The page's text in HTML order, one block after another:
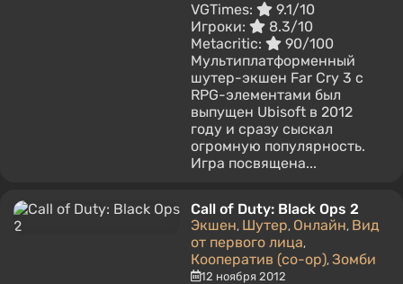
VGTimes:
9.1/10
Игроки:
8.3/10
Metacritic:
90/100
Мультиплатформенный
шутер-экшен Far Cry 3 с
RPG-элементами был
выпущен Ubisoft в 2012
году и сразу сыскал
огромную популярность.
Игра посвящена...
Call of Duty: Black Ops 2
Экшен, Шутер, Онлайн, Вид
от первого лица,
Кооператив (co-op), Зомби
12 ноября 2012